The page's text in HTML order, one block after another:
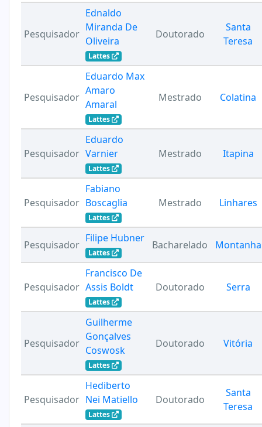
Pesquisador
Ednaldo
Miranda De
Oliveira
Lattes
Doutorado
Santa
Teresa
Pesquisador
Eduardo Max
Amaro
Amaral
Lattes
Mestrado Colatina
Pesquisador
Eduardo
Varnier
Lattes
Mestrado Itapina
Pesquisador
Fabiano
Boscaglia
Lattes
Mestrado Linhares
Pesquisador
Filipe Hubner
Lattes
Bacharelado Montanha
Pesquisador
Francisco De
Assis Boldt
Lattes
Doutorado Serra
Pesquisador
Guilherme
Gonçalves
Coswosk
Lattes
Doutorado Vitória
Pesquisador
Hediberto
Nei Matiello
Lattes
Doutorado
Santa
Teresa